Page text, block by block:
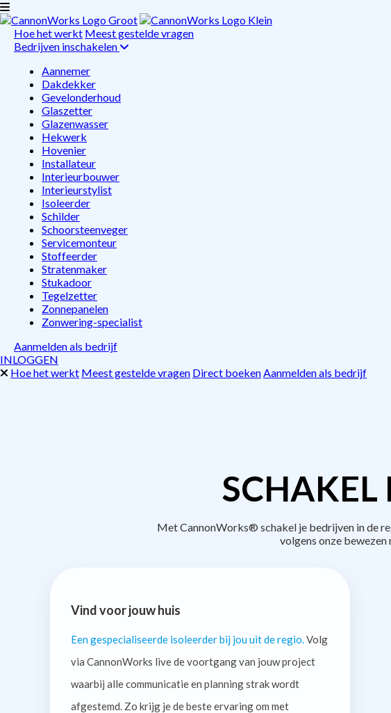
Hoe het werkt Meest gestelde vragen
Bedrijven inschakelen
Aannemer
Dakdekker
Gevelonderhoud
Glaszetter
Glazenwasser
Hekwerk
Hovenier
Installateur
Interieurbouwer
Interieurstylist
Isoleerder
Schilder
Schoorsteenveger
Servicemonteur
Stoffeerder
Stratenmaker
Stukadoor
Tegelzetter
Zonnepanelen
Zonwering-specialist
Aanmelden als bedrijf
INLOGGEN
Hoe het werkt Meest gestelde vragen Direct boekenAanmelden als bedrijf
SCHAKEL
Met CannonWorks® schakel je bedrijven in de
volgens onze
Vind voor jouw huis
Een gespecialiseerde isoleerder bij jou uit de regio. Volg
via CannonWorks live de voortgang van jouw project
waarbij alle communicatie en planning strak wordt
afgestemd. Zo krijg je de beste ervaring om met